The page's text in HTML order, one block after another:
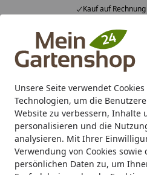
Unsere Seite verwendet
Technologien, um die
Website zu verbessern, Inhalte
personalisieren und die
analysieren. Mit Ihrer
Verwendung von Cookies
persönlichen Daten zu, um
Kauf auf
Alle Produkte
Mein Konto
Suchen
Karibu Pools inkl. gratis
Starterset
Startseite
Marken BM Massivholz